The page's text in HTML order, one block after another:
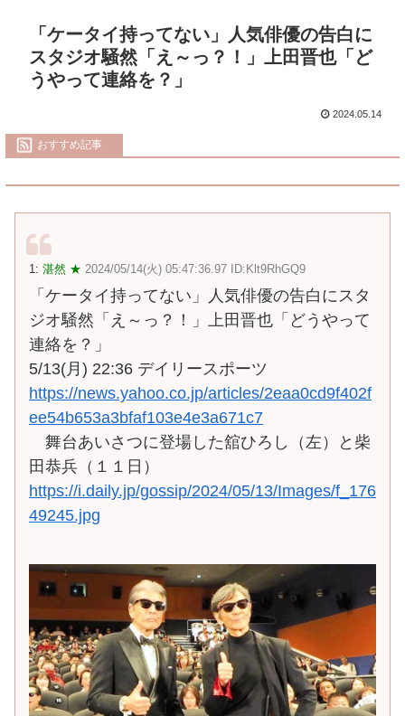
「ケータイ持ってない」人気俳優の告白に
スタジオ騒然「え～っ？！」上田晋也「ど
うやって連絡を？」
2024.05.14
おすすめ記事
1: 湛然 ★ 2024/05/14(火) 05:47:36.97 ID:Klt9RhGQ9
「ケータイ持ってない」人気俳優の告白にスタ
ジオ騒然「え～っ？！」上田晋也「どうやって
連絡を？」
5/13(月) 22:36 デイリースポーツ
https://news.yahoo.co.jp/articles/2eaa0cd9f402f
ee54b653a3bfaf103e4e3a671c7
舞台あいさつに登場した舘ひろし（左）と柴
田恭兵（１１日）
https://i.daily.jp/gossip/2024/05/13/Images/f_176
49245.jpg